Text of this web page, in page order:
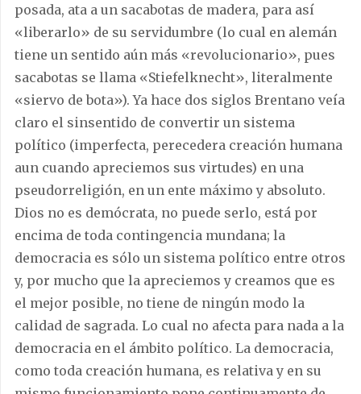
posada, ata a un sacabotas de madera, para así
«liberarlo» de su servidumbre (lo cual en alemán
tiene un sentido aún más «revolucionario», pues
sacabotas se llama «Stiefelknecht», literalmente
«siervo de bota»). Ya hace dos siglos Brentano veía
claro el sinsentido de convertir un sistema
político (imperfecta, perecedera creación humana
aun cuando apreciemos sus virtudes) en una
pseudorreligión, en un ente máximo y absoluto.
Dios no es demócrata, no puede serlo, está por
encima de toda contingencia mundana; la
democracia es sólo un sistema político entre otros
y, por mucho que la apreciemos y creamos que es
el mejor posible, no tiene de ningún modo la
calidad de sagrada. Lo cual no afecta para nada a la
democracia en el ámbito político. La democracia,
como toda creación humana, es relativa y en su